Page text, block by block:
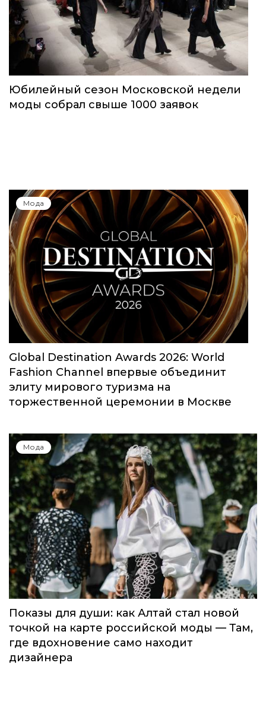
Юбилейный сезон Московской недели
моды собрал свыше 1000 заявок
Мода
Global Destination Awards 2026: World
Fashion Channel впервые объединит
элиту мирового туризма на
торжественной церемонии в Москве
Мода
Показы для души: как Алтай стал новой
точкой на карте российской моды — Там,
где вдохновение само находит
дизайнера